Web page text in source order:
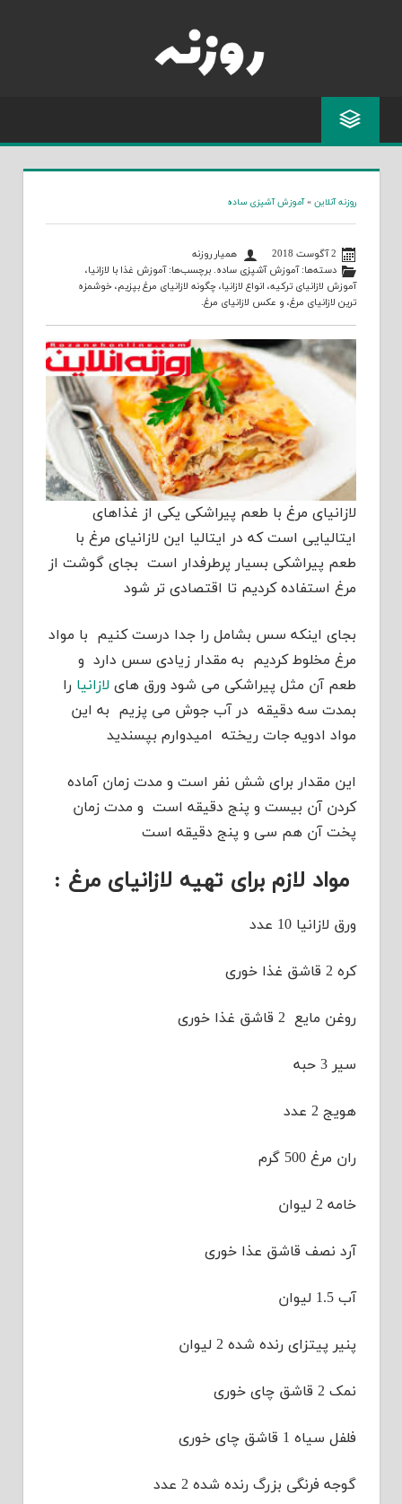
روزنه آنلاین »آموزش آشپزی ساده
2 آگوست 2018
همیار روزنه
دسته‌ها:آموزش آشپزی ساده. برچسب‌ها:آموزش غذا با لازانیا،
آموزش لازانیای ترکیه، انواع لازانیا، چگونه لازانیای مرغ بپزیم، خوشمزه
ترین لازانیای مرغ، و عکس لازانیای مرغ.
لازانیای مرغ با طعم پیراشکی یکی از غذاهای
ایتالیایی است که در ایتالیا این لازانیای مرغ با
طعم پیراشکی بسیار پرطرفدار است بجای گوشت از
مرغ استفاده کردیم تا اقتصادی تر شود
بجای اینکه سس بشامل را جدا درست کنیم با مواد
مرغ مخلوط کردیم به مقدار زیادی سس دارد و
طعم آن مثل پیراشکی می شود ورق های لازانیا را
بمدت سه دقیقه در آب جوش می پزیم به این
مواد ادویه جات ریخته امیدوارم بپسندید
این مقدار برای شش نفر است و مدت زمان آماده
کردن آن بیست و پنج دقیقه است و مدت زمان
پخت آن هم سی و پنج دقیقه است
مواد لازم برای تهیه لازانیای مرغ :
ورق لازانیا 10 عدد
کره 2 قاشق غذا خوری
روغن مایع 2 قاشق غذا خوری
سیر 3 حبه
هویج 2 عدد
ران مرغ 500 گرم
خامه 2 لیوان
آرد نصف قاشق عذا خوری
آب 1.5 لیوان
پنیر پیتزای رنده شده 2 لیوان
نمک 2 قاشق چای خوری
فلفل سیاه 1 قاشق چای خوری
گوجه فرنگی بزرگ رنده شده 2 عدد